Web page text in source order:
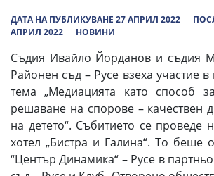
ДАТА НА ПУБЛИКУВАНЕ 27 АПРИЛ 2022
АПРИЛ 2022
НОВИНИ
Съдия Ивайло Йорданов и съдия
Районен съд – Русе взеха участие
тема „Медиацията като способ
решаване на спорове – качествен
на детето“. Събитието се проведе
хотел „Бистра и Галина“. То беше
“Център Динамика“ – Русе в